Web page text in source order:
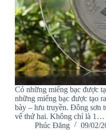
Có những miếng bạc được
những miếng bạc được tạo
bày – lưu truyền. Đông sơn
vế thứ hai. Không chỉ là 1…
Phúc Đăng
09/02/